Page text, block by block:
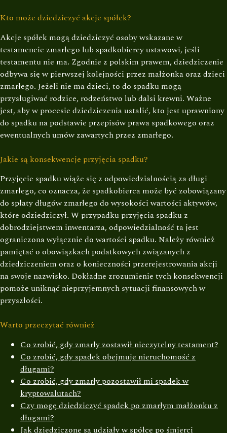
Kto może dziedziczyć akcje spółek?
Akcje spółek mogą dziedziczyć osoby wskazane w
testamencie zmarłego lub spadkobiercy ustawowi, jeśli
testamentu nie ma. Zgodnie z polskim prawem, dziedziczenie
odbywa się w pierwszej kolejności przez małżonka oraz dzieci
zmarłego. Jeżeli nie ma dzieci, to do spadku mogą
przysługiwać rodzice, rodzeństwo lub dalsi krewni. Ważne
jest, aby w procesie dziedziczenia ustalić, kto jest uprawniony
do spadku na podstawie przepisów prawa spadkowego oraz
ewentualnych umów zawartych przez zmarłego.
Jakie są konsekwencje przyjęcia spadku?
Przyjęcie spadku wiąże się z odpowiedzialnością za długi
zmarłego, co oznacza, że spadkobierca może być zobowiązany
do spłaty długów zmarłego do wysokości wartości aktywów,
które odziedziczył. W przypadku przyjęcia spadku z
dobrodziejstwem inwentarza, odpowiedzialność ta jest
ograniczona wyłącznie do wartości spadku. Należy również
pamiętać o obowiązkach podatkowych związanych z
dziedziczeniem oraz o konieczności przerejestrowania akcji
na swoje nazwisko. Dokładne zrozumienie tych konsekwencji
pomoże uniknąć nieprzyjemnych sytuacji finansowych w
przyszłości.
Warto przeczytać również
Co zrobić, gdy zmarły zostawił nieczytelny testament?
Co zrobić, gdy spadek obejmuje nieruchomość z
długami?
Co zrobić, gdy zmarły pozostawił mi spadek w
kryptowalutach?
Czy mogę dziedziczyć spadek po zmarłym małżonku z
długami?
Jak dziedziczone są udziały w spółce po śmierci